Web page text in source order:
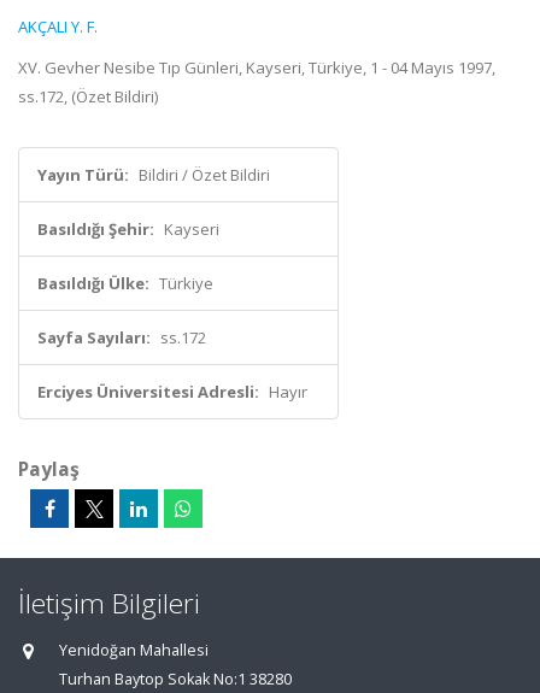
AKÇALI Y. F.
XV. Gevher Nesibe Tıp Günleri, Kayseri, Türkiye, 1 - 04 Mayıs 1997,
ss.172, (Özet Bildiri)
Yayın Türü: Bildiri / Özet Bildiri
Basıldığı Şehir: Kayseri
Basıldığı Ülke: Türkiye
Sayfa Sayıları: ss.172
Erciyes Üniversitesi Adresli: Hayır
Paylaş
İletişim Bilgileri
Yenidoğan Mahallesi
Turhan Baytop Sokak No:1 38280